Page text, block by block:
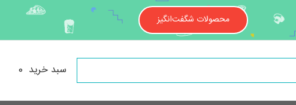
محصولات شگفت‌انگیز
سبد خرید 0